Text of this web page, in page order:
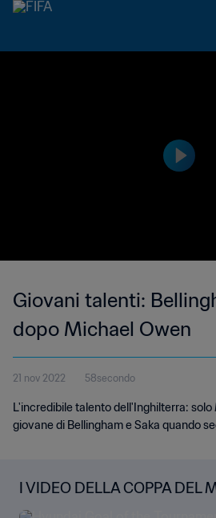
Giovani talenti:
dopo Michael Owen
21 nov 2022 58secondo
L'incredibile talento dell'Inghilterra: solo
giovane di Bellingham e Saka quando
I VIDEO DELLA COPPA DEL
O